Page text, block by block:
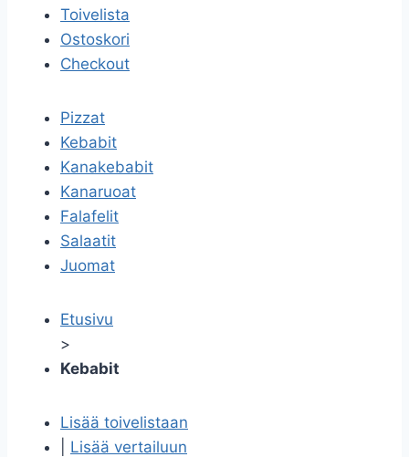
Toivelista
Ostoskori
Checkout
Pizzat
Kebabit
Kanakebabit
Kanaruoat
Falafelit
Salaatit
Juomat
Etusivu
>
Kebabit
Lisää toivelistaan
Lisää vertailuun